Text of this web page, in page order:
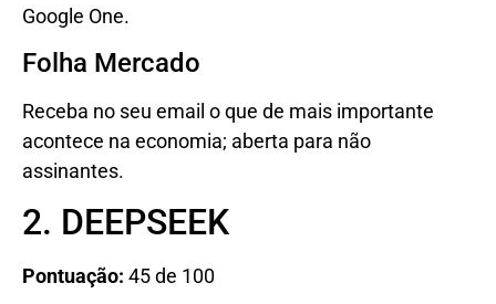
Google One.
Folha Mercado
Receba no seu email o que de mais importante
acontece na economia; aberta para não
assinantes.
2. DEEPSEEK
Pontuação: 45 de 100